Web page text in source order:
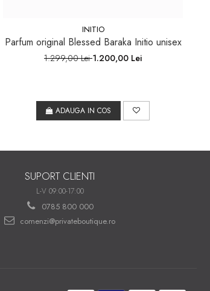
INITIO
Parfum original Blessed Baraka Initio unisex
1.299,00 Lei1.200,00 Lei
ADAUGA IN COS
SUPORT CLIENTI
L-V 09:00-17:00
0785 800 000
comenzi@privateboutique.ro